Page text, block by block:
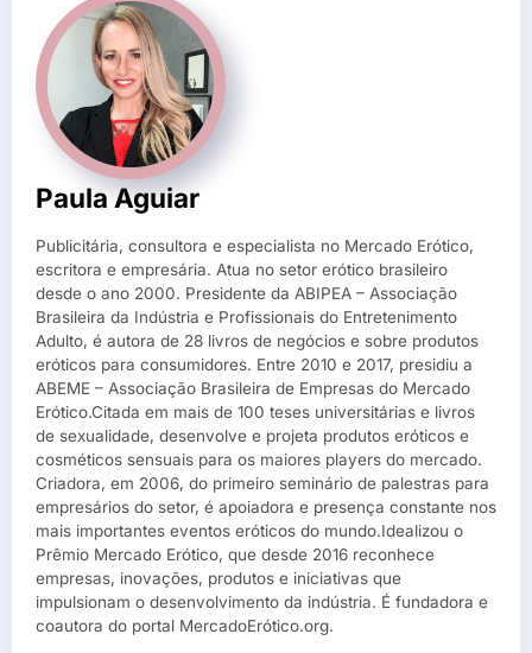
Paula Aguiar
Publicitária, consultora e especialista no Mercado Erótico,
escritora e empresária. Atua no setor erótico brasileiro
desde o ano 2000. Presidente da ABIPEA – Associação
Brasileira da Indústria e Profissionais do Entretenimento
Adulto, é autora de 28 livros de negócios e sobre produtos
eróticos para consumidores. Entre 2010 e 2017, presidiu a
ABEME – Associação Brasileira de Empresas do Mercado
Erótico.Citada em mais de 100 teses universitárias e livros
de sexualidade, desenvolve e projeta produtos eróticos e
cosméticos sensuais para os maiores players do mercado.
Criadora, em 2006, do primeiro seminário de palestras para
empresários do setor, é apoiadora e presença constante nos
mais importantes eventos eróticos do mundo.Idealizou o
Prêmio Mercado Erótico, que desde 2016 reconhece
empresas, inovações, produtos e iniciativas que
impulsionam o desenvolvimento da indústria. É fundadora e
coautora do portal MercadoErótico.org.